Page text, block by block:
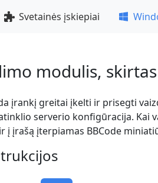
Svetainės įskiepiai
modulis,
įrankį greitai įkelti ir prisegti
serverio konfigūracija. Kai
į įrašą įterpiamas BBCode